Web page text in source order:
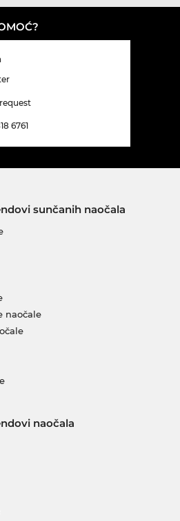
6761
sunčanih naočala
naočale
naočala